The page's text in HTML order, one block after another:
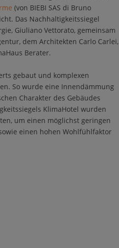
(von BIEBI SAS di Bruno
Das Nachhaltigkeitssiegel
Giuliano Vettorato, gemeinsam
dem Architekten Carlo Carlei,
Berater.
gebaut und komplexen
So wurde eine Innendämmung
Charakter des Gebäudes
KlimaHotel wurden
um einen möglichst geringen
einen hohen Wohlfühlfaktor